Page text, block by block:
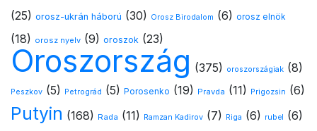
(25) orosz-ukrán háború (30) Orosz Birodalom (6) orosz elnök
(18) orosz nyelv (9) oroszok (23)
Oroszország (375) oroszországiak (8)
Peszkov (5) Petrográd (5) Porosenko (19) Pravda (11) Prigozsin (6)
Putyin (168) Rada (11) Ramzan Kadirov (7) Riga (6) rubel (6)